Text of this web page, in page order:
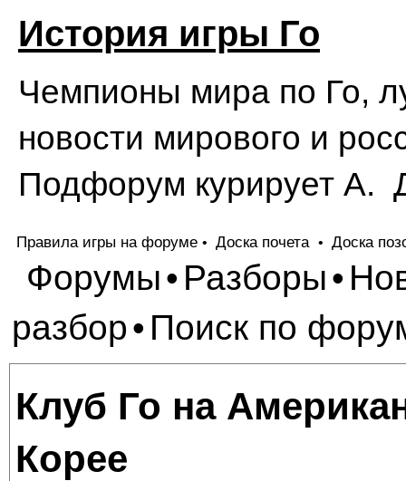
История игры Го
Чемпионы мира по Го,
новости мирового и
Подфорум курирует А.
Правила игры на форуме • Доска почета • Доска
Форумы• Разборы•
разбор• Поиск по
Клуб Го на
Корее